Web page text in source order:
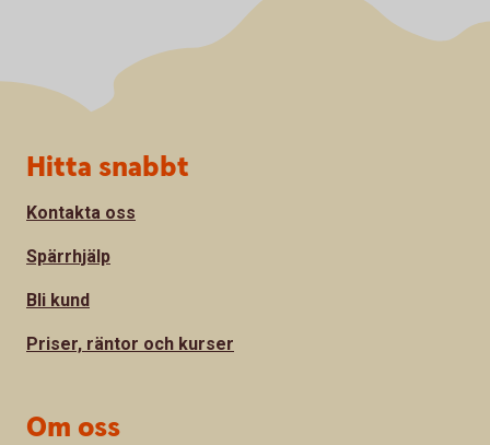
Sidfot
Hitta snabbt
Kontakta oss
Spärrhjälp
Bli kund
Priser, räntor och kurser
Om oss